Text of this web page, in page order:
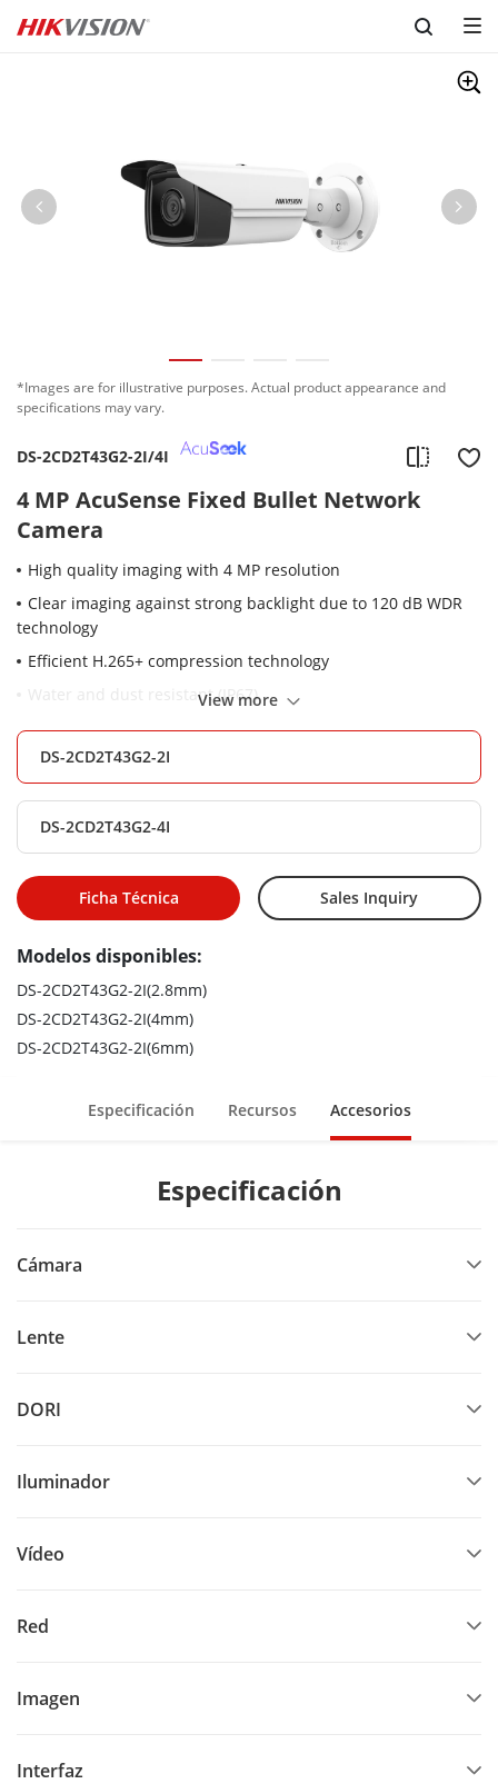
Skip to content
*Images are for illustrative purposes. Actual product appearance and
specifications may vary.
DS-2CD2T43G2-2I/4I
4 MP AcuSense Fixed Bullet Network
Camera
High quality imaging with 4 MP resolution
Clear imaging against strong backlight due to 120 dB WDR
technology
Efficient H.265+ compression technology
Water and dust resistant (IP67)
Focus on human and vehicle targets classification based on
deep learning
View more
DS-2CD2T43G2-2I
DS-2CD2T43G2-4I
Ficha Técnica Sales Inquiry
Modelos disponibles:
DS-2CD2T43G2-2I(2.8mm)
DS-2CD2T43G2-2I(4mm)
DS-2CD2T43G2-2I(6mm)
Especificación Recursos Accesorios
Especificación
Cámara
Lente
DORI
Iluminador
Vídeo
Red
Imagen
Interfaz